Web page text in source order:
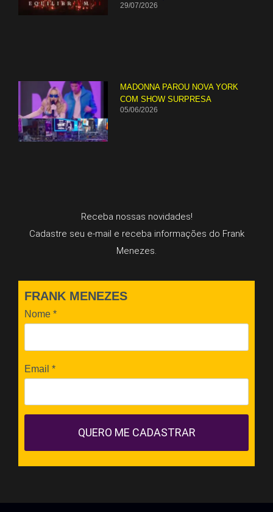
29/07/2026
MADONNA PAROU NOVA YORK
COM SHOW SURPRESA
05/06/2026
Receba nossas novidades!
Cadastre seu e-mail e receba informações do Frank
Menezes.
FRANK MENEZES
Nome *
Email *
QUERO ME CADASTRAR